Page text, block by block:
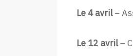
Le 4 avril–
Le 12 avril–